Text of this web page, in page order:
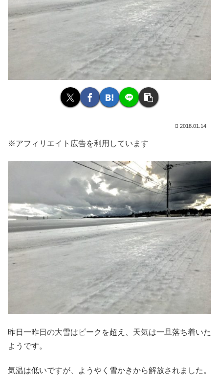
2018.01.14
※アフィリエイト広告を利用しています
昨日一昨日の大雪はピークを超え、天気は一旦落ち着いた
ようです。
気温は低いですが、ようやく雪かきから解放されました。